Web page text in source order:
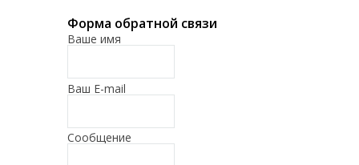
Форма обратной связи
Ваше имя
Ваш E-mail
Сообщение